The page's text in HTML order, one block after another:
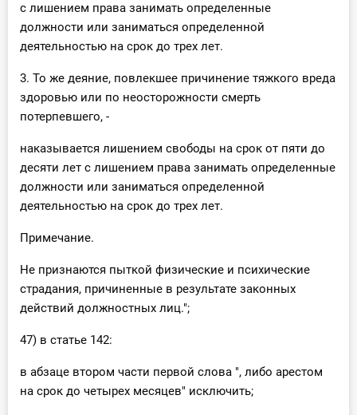
с лишением права занимать определенные
должности или заниматься определенной
деятельностью на срок до трех лет.
3. То же деяние, повлекшее причинение тяжкого вреда
здоровью или по неосторожности смерть
потерпевшего, -
наказывается лишением свободы на срок от пяти до
десяти лет с лишением права занимать определенные
должности или заниматься определенной
деятельностью на срок до трех лет.
Примечание.
Не признаются пыткой физические и психические
страдания, причиненные в результате законных
действий должностных лиц.";
47) в статье 142:
в абзаце втором части первой слова ", либо арестом
на срок до четырех месяцев" исключить;